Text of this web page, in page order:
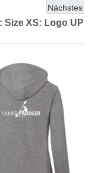
Nächstes
: Size XS: Logo UP